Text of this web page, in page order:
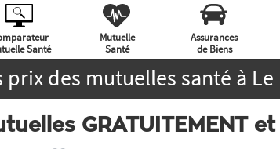
Santé
Mutuelle
Santé
Assurances
de Biens
prix des mutuelles santé à Le
GRATUITEMENT et